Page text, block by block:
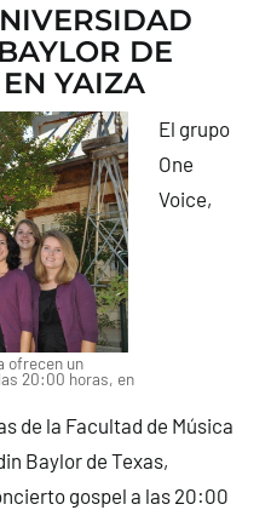
DE
YAIZA
ofrecen un
20:00 horas, en
El grupo
One
Voice,
de la Facultad de Música
Baylor de Texas,
gospel a las 20:00